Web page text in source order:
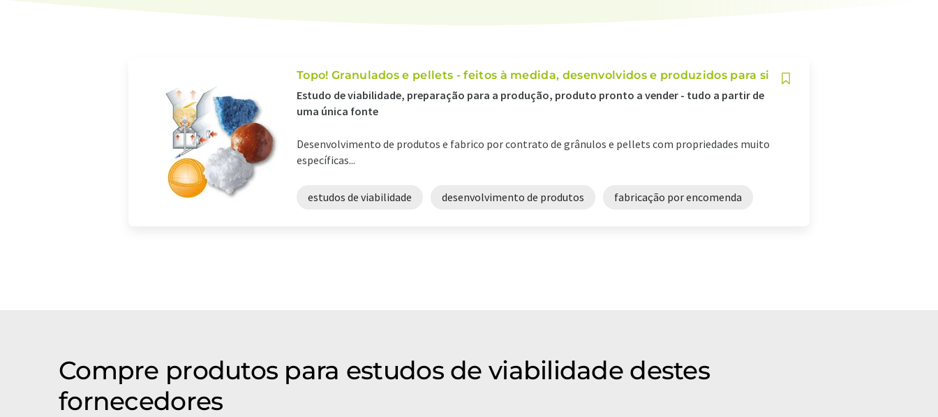
Topo! Granulados e pellets - feitos à medida, desenvolvidos e produzidos para si
Estudo de viabilidade, preparação para a produção, produto pronto a vender - tudo a partir de
uma única fonte
Desenvolvimento de produtos e fabrico por contrato de grânulos e pellets com propriedades muito
específicas...
estudos de viabilidade desenvolvimento de produtos fabricação por encomenda
Compre produtos para estudos de viabilidade destes
fornecedores